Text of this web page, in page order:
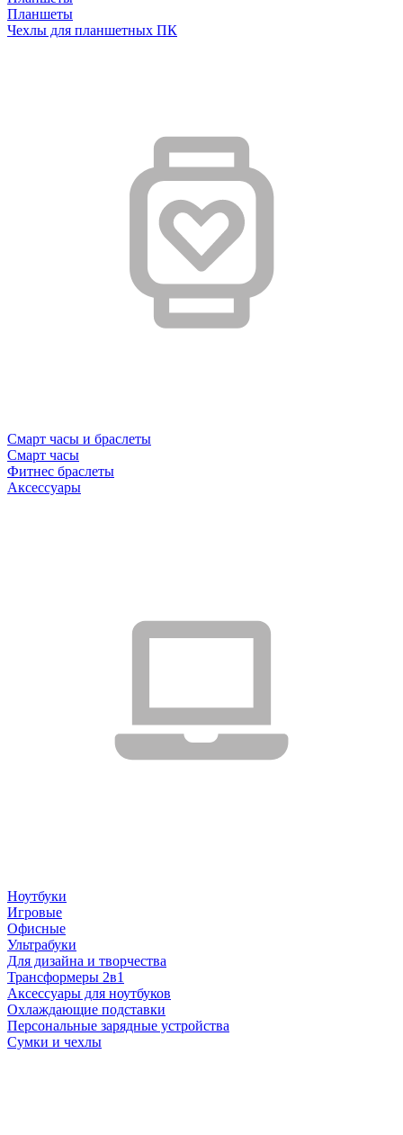
Планшеты
Чехлы для планшетных ПК
Смарт часы и браслеты
Смарт часы
Фитнес браслеты
Аксессуары
Ноутбуки
Игровые
Офисные
Ультрабуки
Для дизайна и творчества
Трансформеры 2в1
Аксессуары для ноутбуков
Охлаждающие подставки
Персональные зарядные устройства
Сумки и чехлы